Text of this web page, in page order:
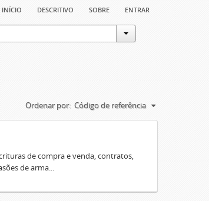
início descritivo sobre entrar
Ordenar por: Código de referência
de compra e venda, contratos,
de arma...